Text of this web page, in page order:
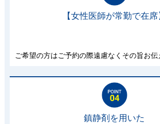
【女性医師が常勤で在席
ご希望の方はご予約の際遠慮なくその旨お伝
鎮静剤を用いた